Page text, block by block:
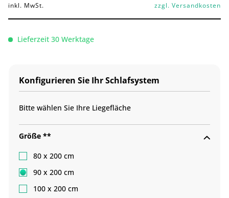
inkl. MwSt. zzgl. Versandkosten
Lieferzeit 30 Werktage
Konfigurieren Sie Ihr Schlafsystem
Bitte wählen Sie Ihre Liegefläche
Größe **
80 x 200 cm
90 x 200 cm
100 x 200 cm